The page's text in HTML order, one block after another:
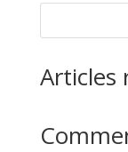
Articles